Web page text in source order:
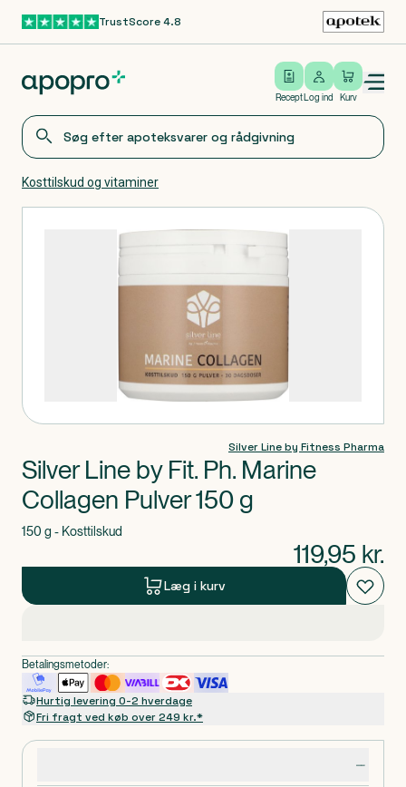
Gå til hovedindholdTrustScore 4.8
Recept
Log ind
Log ind Kurv
Open/close menu
Kosttilskud og vitaminer
Silver Line by Fitness Pharma
Silver Line by Fit. Ph. Marine
Collagen Pulver 150 g
150 g - Kosttilskud
119,95 kr.
Læg i kurv
Betalingsmetoder:
Hurtig levering 0-2 hverdage
Fri fragt ved køb over 249 kr.*